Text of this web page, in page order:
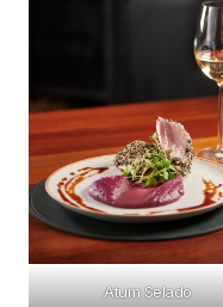
Atum Selado